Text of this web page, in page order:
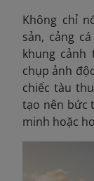
Không chỉ
sản, cảng
khung cảnh
chụp ảnh
chiếc tàu
tạo nên bức
minh hoặc